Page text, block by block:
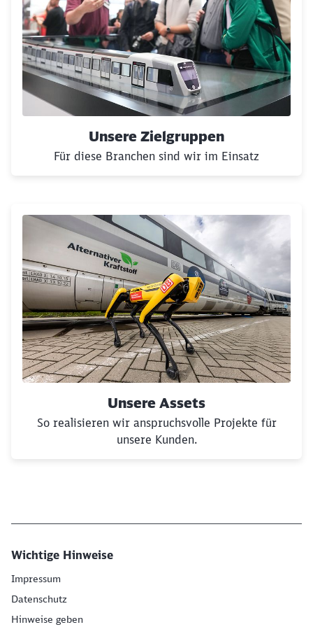
Unsere Zielgruppen
Für diese Branchen sind wir im Einsatz
Unsere Assets
So realisieren wir anspruchsvolle Projekte für
unsere Kunden.
Wichtige Hinweise
Impressum
Datenschutz
Hinweise geben